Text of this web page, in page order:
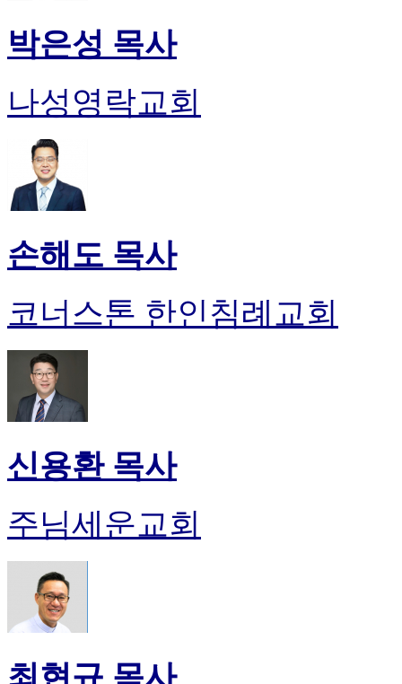
박은성 목사
나성영락교회
손해도 목사
코너스톤 한인침례교회
신용환 목사
주님세운교회
최현규 목사